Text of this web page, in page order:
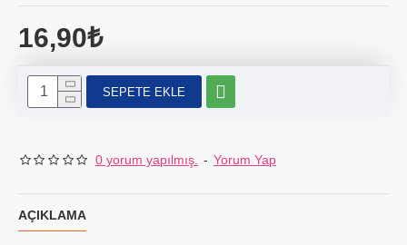
0 yorum yapılmış. - Yorum Yap
16,90₺
SEPETE EKLE
AÇIKLAMA